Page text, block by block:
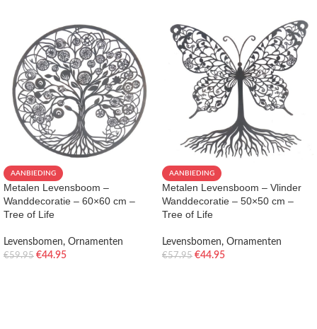
AANBIEDING
Metalen Levensboom –
Wanddecoratie – 60×60 cm –
Tree of Life
Levensbomen, Ornamenten
€59.95 €44.95
AANBIEDING
Metalen Levensboom – Vlinder
Wanddecoratie – 50×50 cm –
Tree of Life
Levensbomen, Ornamenten
€57.95 €44.95